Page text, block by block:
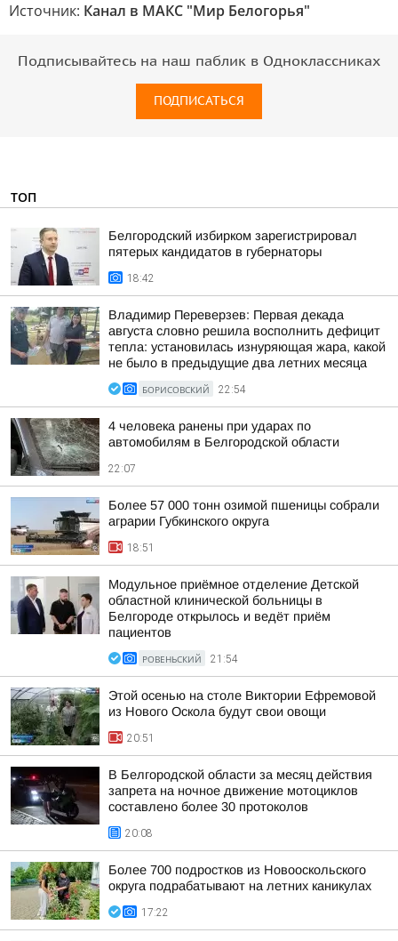
Источник: Канал в МАКС "Мир Белогорья"
Подписывайтесь на наш паблик в Одноклассниках
ПОДПИСАТЬСЯ
ТОП
Белгородский избирком зарегистрировал
пятерых кандидатов в губернаторы
18:42
Владимир Переверзев: Первая декада
августа словно решила восполнить дефицит
тепла: установилась изнуряющая жара, какой
не было в предыдущие два летних месяца
БОРИСОВСКИЙ 22:54
4 человека ранены при ударах по
автомобилям в Белгородской области
22:07
Более 57 000 тонн озимой пшеницы собрали
аграрии Губкинского округа
18:51
Модульное приёмное отделение Детской
областной клинической больницы в
Белгороде открылось и ведёт приём
пациентов
РОВЕНЬСКИЙ 21:54
Этой осенью на столе Виктории Ефремовой
из Нового Оскола будут свои овощи
20:51
В Белгородской области за месяц действия
запрета на ночное движение мотоциклов
составлено более 30 протоколов
20:08
Более 700 подростков из Новооскольского
округа подрабатывают на летних каникулах
17:22